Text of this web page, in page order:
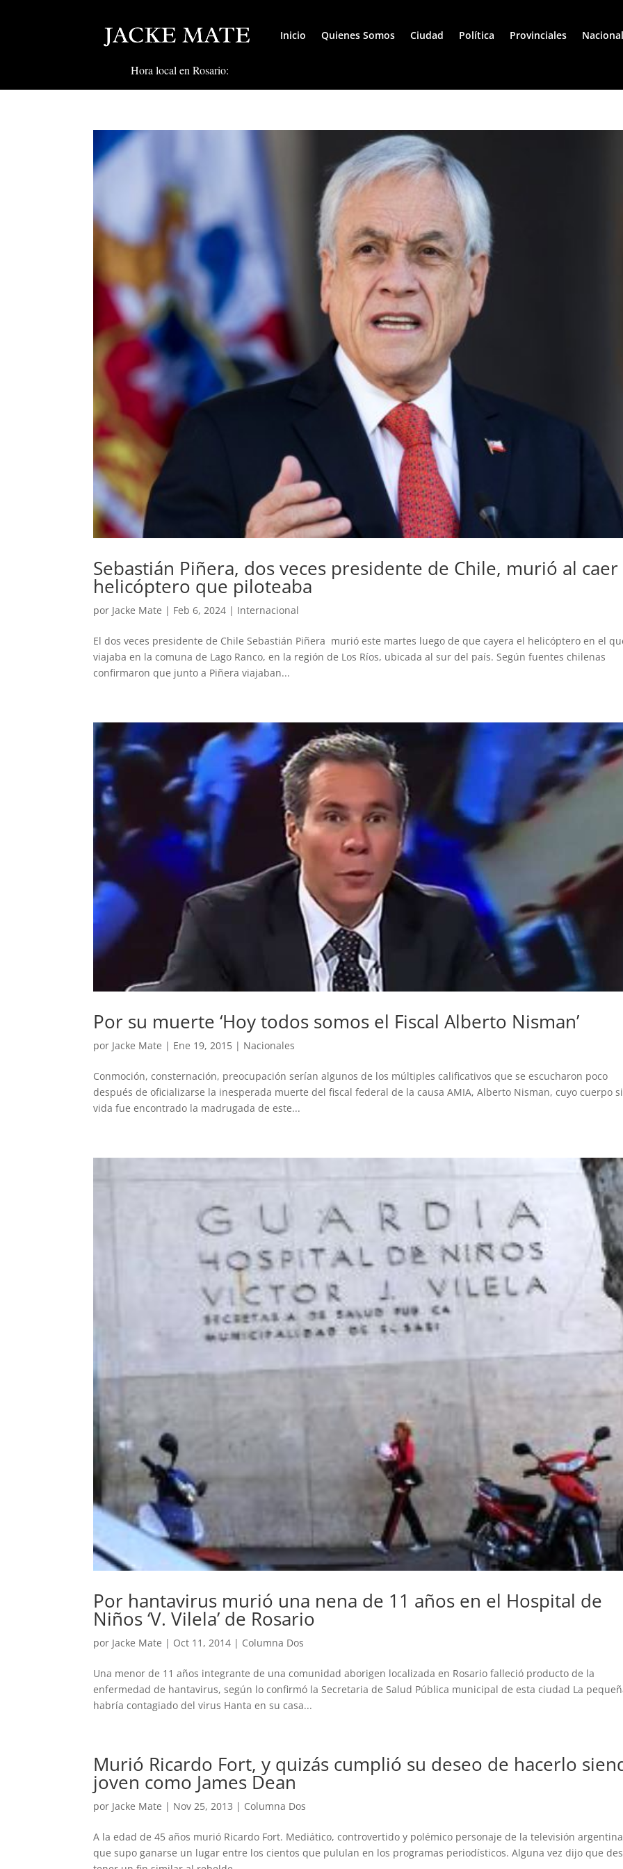
Inicio Quienes Somos Ciudad Política Provinciales
Hora local en Rosario:
Sebastián Piñera, dos veces presidente de Chile, murió al
helicóptero que piloteaba
por Jacke Mate | Feb 6, 2024 | Internacional
El dos veces presidente de Chile Sebastián Piñera murió este martes luego de que cayera el helicóptero en el
viajaba en la comuna de Lago Ranco, en la región de Los Ríos, ubicada al sur del país. Según fuentes chilenas
confirmaron que junto a Piñera viajaban...
Por su muerte ‘Hoy todos somos el Fiscal Alberto Nisman’
por Jacke Mate | Ene 19, 2015 | Nacionales
Conmoción, consternación, preocupación serían algunos de los múltiples calificativos que se escucharon poco
después de oficializarse la inesperada muerte del fiscal federal de la causa AMIA, Alberto Nisman, cuyo cuerpo
vida fue encontrado la madrugada de este...
Por hantavirus murió una nena de 11 años en el Hospital de
Niños ‘V. Vilela’ de Rosario
por Jacke Mate | Oct 11, 2014 | Columna Dos
Una menor de 11 años integrante de una comunidad aborigen localizada en Rosario falleció producto de la
enfermedad de hantavirus, según lo confirmó la Secretaria de Salud Pública municipal de esta ciudad La
habría contagiado del virus Hanta en su casa...
Murió Ricardo Fort, y quizás cumplió su deseo de hacerlo
joven como James Dean
por Jacke Mate | Nov 25, 2013 | Columna Dos
A la edad de 45 años murió Ricardo Fort. Mediático, controvertido y polémico personaje de la televisión argentina
que supo ganarse un lugar entre los cientos que pululan en los programas periodísticos. Alguna vez dijo que